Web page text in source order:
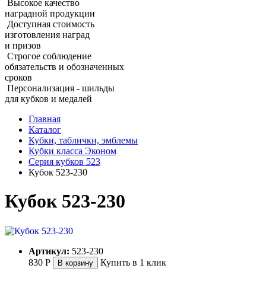
Высокое качество
наградной продукции
Доступная стоимость
изготовления наград
и призов
Строгое соблюдение
обязательств и обозначенных
сроков
Персонализация - шильды
для кубков и медалей
Главная
Каталог
Кубки, таблички, эмблемы
Кубки класса Эконом
Серия кубков 523
Кубок 523‑230
Кубок 523‑230
Артикул: 523-230
830 Р В корзину Купить в 1 клик